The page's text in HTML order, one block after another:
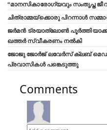
“മാനസികാരോഗ്യവും സംതൃപ്ത
ചിത്രാമ്മയ്ക്കൊരു പിറന്നാൾ
ജർമൻ ട്രയാത്‌ലോൺ
ഖത്തർ സ്വീകരണം നൽകി
ജോജു ജോർജ് ലവേർസ് ക്ലബ്‌
പ്രവാസികൾ പങ്കെടുത്തു
Comments